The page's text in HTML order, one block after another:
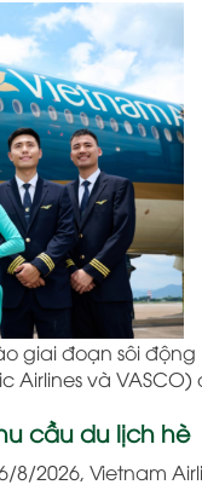
giai đoạn sôi
Airlines và
cầu du lịch hè
8/2026, Vietnam